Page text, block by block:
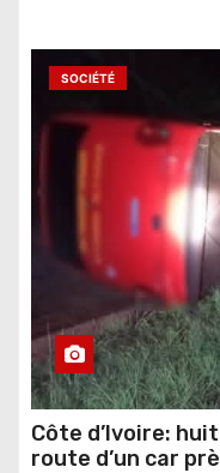
SOCIÉTÉ
Côte d’Ivoire:
route d’un car